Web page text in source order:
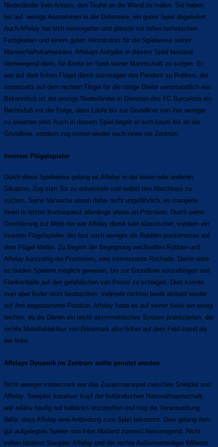
Niederländer kein Anlass, den Teufel an die Wand zu malen. Sie haben,
bis auf wenige Ausnahmen in der Defensive, ein gutes Spiel abgeliefert.
Auch Affelay hat sich hervorgetan und glänzte mit tollen technischen
Fertigkeiten und einem guten Verständnis für die Spielweise seiner
Mannschaftskameraden. Affelays Aufgabe in diesem Spiel bestand
überwiegend darin, für Breite im Spiel seiner Mannschaft zu sorgen. Er
war auf dem linken Flügel damit sozusagen das Pendant zu Robben, der
seinerseits auf dem rechten Flügel für die nötige Breite verantwortlich war.
Bekanntlich ist der einzige Niederländer in Diensten des FC Barcelona ein
Rechtsfuß mit der Folge, dass Läufe bis zur Grundlinie von ihm weniger
zu erwarten sind. Auch in diesem Spiel begab er sich kaum bis an die
Grundlinie, sondern zog immer wieder nach innen ins Zentrum.
Inverser Flügelspieler
Durch diese Spielweise gelang es Affelay in der einen oder anderen
Situation, Zug zum Tor zu entwickeln und selbst den Abschluss zu
suchen. Seine Versuche waren dabei nicht ungefährlich, es mangelte
ihnen in letzter Konsequenz allerdings etwas an Präzision. Durch seine
Orientierung zur Mitte hin war Affelay damit kein klassischer, sondern ein
inverser Flügelspieler, der fast noch weniger als Robben positionstreu auf
dem Flügel klebte. Zu Beginn der Begegnung wechselten Robben und
Affelay kurzzeitig die Positionen, eine interessante Rochade. Damit wäre
es beiden Spielern möglich gewesen, bis zur Grundlinie vorzudringen und
Flankenbälle auf den gefährlichen van Persie zu schlagen. Dies konnte
man aber leider nicht beobachten, vielmehr rückten beide alsbald wieder
auf ihre angestammte Position. Affelay hatte es auf seiner Seite ein wenig
leichter, da die Dänen ein leicht asymmetrisches System praktizierten, der
rechte Mittelfeldakteur von Dänemark also höher auf dem Feld stand als
der linke.
Affelays Dynamik im Zentrum sollte genutzt werden
Nicht weniger interessant war das Zusammenspiel zwischen Sneijder und
Affelay. Sneijder, kreativer Kopf der holländischen Nationalmannschaft,
war relativ häufig auf halblinks anzutreffen und trug die Verantwortung
dafür, dass Affelay eine Anbindung zum Spiel bekommt. Dies gelang dem
gut aufgelegten Spieler von Inter Mailand zumeist hervorragend. Nicht
selten bildeten Sneijder, Affelay und der rechte Außenverteidiger Willems